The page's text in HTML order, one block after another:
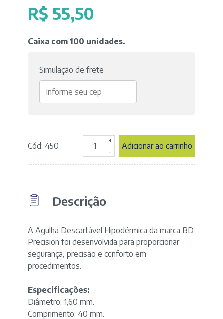
R$ 55,50
Caixa com 100 unidades.
Simulação de frete
Cód: 450
Agulha
Hipodérmica
-
1
1/2"
cor
Cinza
-
marca
+
-
Adicionar ao carrinho
Descrição
A Agulha Descartável Hipodérmica da marca BD
Precision foi desenvolvida para proporcionar
segurança, precisão e conforto em
procedimentos.
Especificações:
Diâmetro: 1,60 mm.
Comprimento: 40 mm.